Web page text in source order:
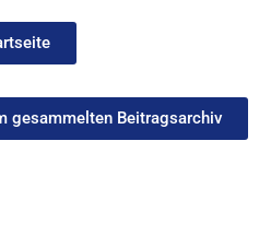
gesammelten Beitragsarchiv